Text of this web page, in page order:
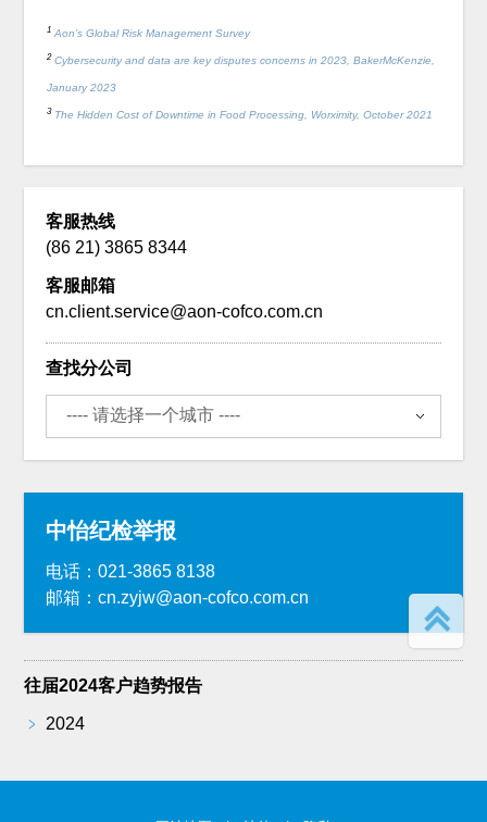
1 Aon’s Global Risk Management Survey
2 Cybersecurity and data are key disputes concerns in 2023, BakerMcKenzie,
January 2023
3 The Hidden Cost of Downtime in Food Processing, Worximity, October 2021
客服热线
(86 21) 3865 8344
客服邮箱
cn.client.service@aon-cofco.com.cn
查找分公司
中怡纪检举报
电话：021-3865 8138
邮箱：cn.zyjw@aon-cofco.com.cn
往届2024客户趋势报告
﹥ 2024